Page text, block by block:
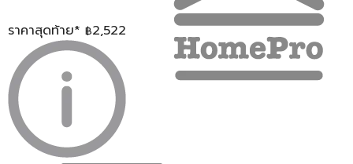
ราคาสุดท้าย* ฿2,522